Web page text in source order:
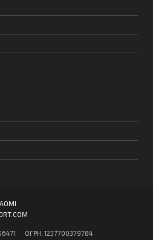
ОГPН: 1237700379784